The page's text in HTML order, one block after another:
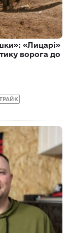
«Лицарі»
ворога до